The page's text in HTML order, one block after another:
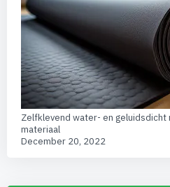
Zelfklevend water- en
materiaal
December 20, 2022